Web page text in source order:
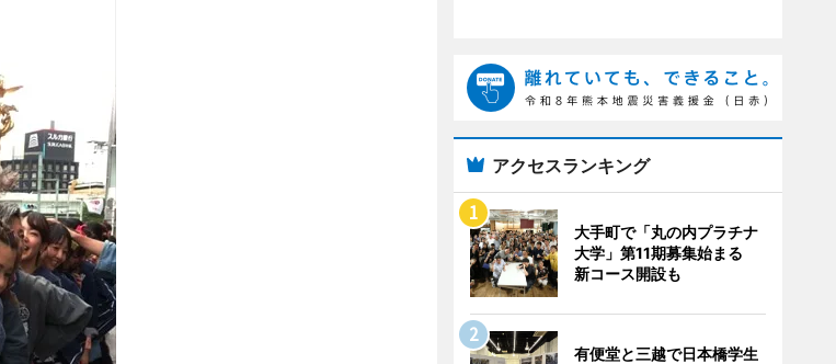
アクセスランキング
大手町で「丸の内プラチナ
大学」第11期募集始まる
新コース開設も
有便堂と三越で日本橋学生